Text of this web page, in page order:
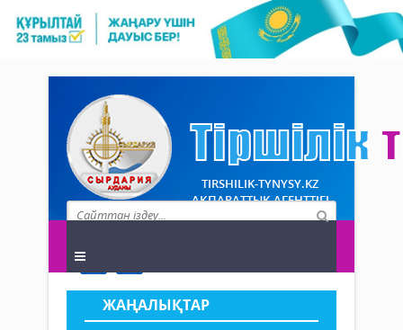
TIRSHILIK-TYNYSY.KZ
АҚПАРАТТЫҚ АГЕНТТІГІ
ЖАҢАЛЫҚТАР